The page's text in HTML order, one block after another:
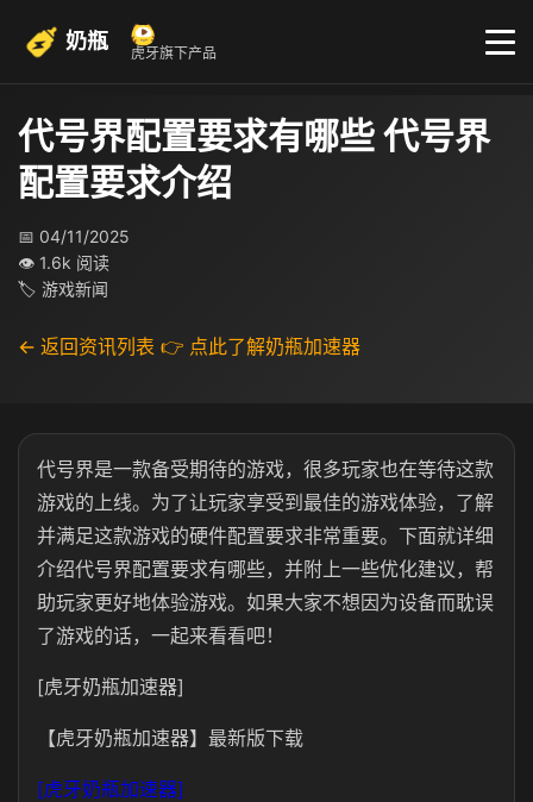
奶瓶 虎牙旗下产品
代号界配置要求有哪些 代号界
配置要求介绍
📅 04/11/2025
👁 1.6k 阅读
🏷 游戏新闻
← 返回资讯列表 👉 点此了解奶瓶加速器
代号界是一款备受期待的游戏，很多玩家也在等待这款
游戏的上线。为了让玩家享受到最佳的游戏体验，了解
并满足这款游戏的硬件配置要求非常重要。下面就详细
介绍代号界配置要求有哪些，并附上一些优化建议，帮
助玩家更好地体验游戏。如果大家不想因为设备而耽误
了游戏的话，一起来看看吧！
[虎牙奶瓶加速器]
【虎牙奶瓶加速器】最新版下载
[虎牙奶瓶加速器]